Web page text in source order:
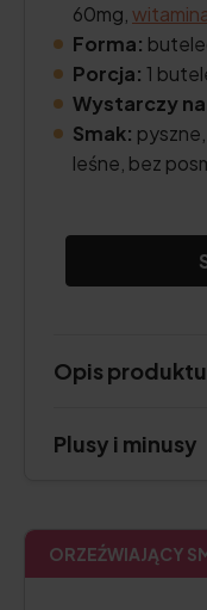
60mg,
Forma:
Porcja: 1
Wystarczy
Smak:
leśne, bez
Opis produktu
Plusy i minusy
ORZEŹWIAJĄCY